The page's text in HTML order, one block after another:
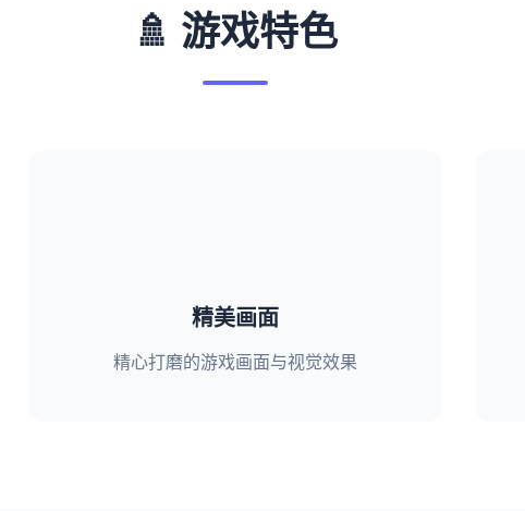
🚿 游戏特色
精美画面
精心打磨的游戏画面与视觉效果